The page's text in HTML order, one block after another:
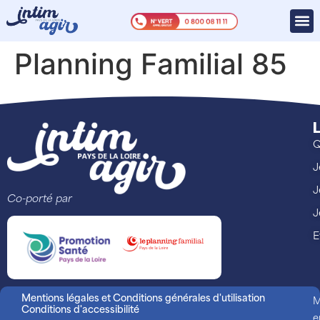
Planning Familial 85
Co-porté par
Mentions légales et Conditions générales d'utilisation
Conditions d'accessibilité